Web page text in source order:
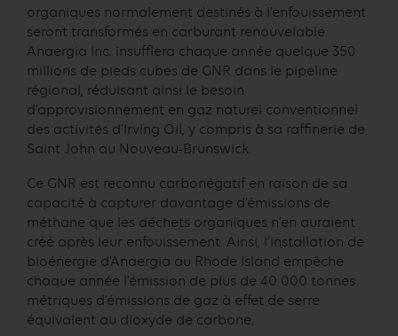
organiques normalement destinés à l’enfouissement
seront transformés en carburant renouvelable.
Anaergia Inc. insufflera chaque année quelque 350
millions de pieds cubes de GNR dans le pipeline
régional, réduisant ainsi le besoin
d’approvisionnement en gaz naturel conventionnel
des activités d’Irving Oil, y compris à sa raffinerie de
Saint John au Nouveau-Brunswick.
Ce GNR est reconnu carbonégatif en raison de sa
capacité à capturer davantage d’émissions de
méthane que les déchets organiques n’en auraient
créé après leur enfouissement. Ainsi, l’installation de
bioénergie d’Anaergia au Rhode Island empêche
chaque année l’émission de plus de 40 000 tonnes
métriques d’émissions de gaz à effet de serre
équivalent au dioxyde de carbone.